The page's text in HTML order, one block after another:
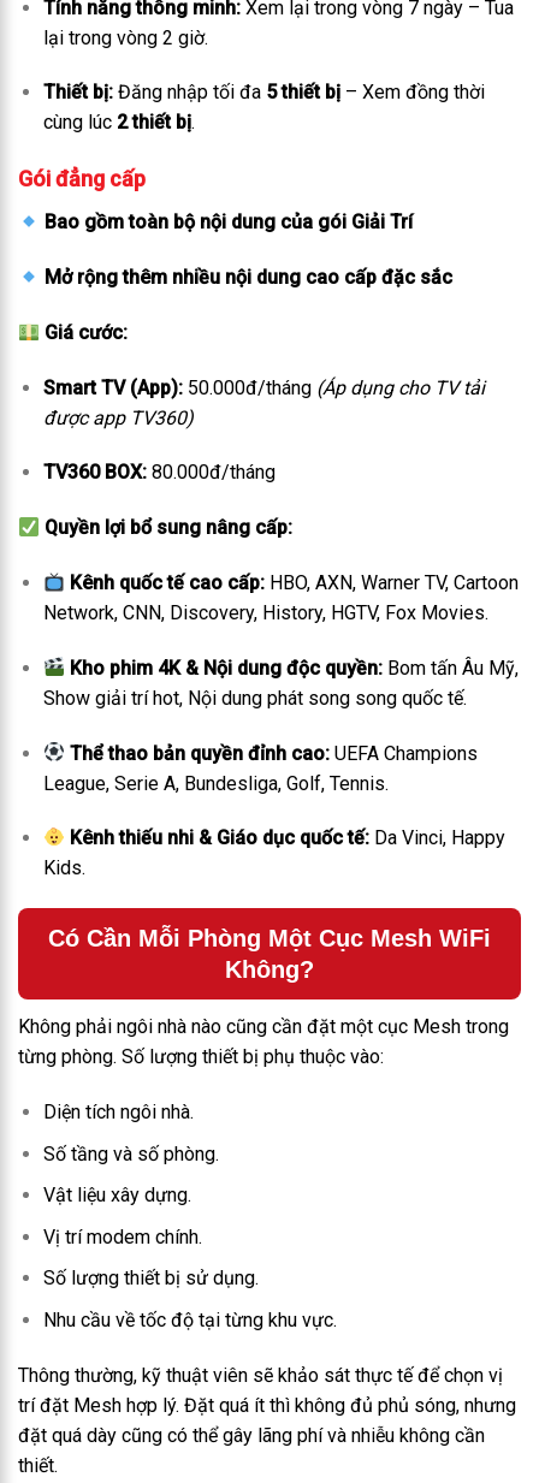
Tính năng thông minh:Xem lại trong vòng 7 ngày – Tua
lại trong vòng 2 giờ.
Thiết bị:Đăng nhập tối đa 5 thiết bị– Xem đồng thời
cùng lúc 2 thiết bị.
Gói đẳng cấp
Bao gồm toàn bộ nội dung của gói Giải Trí
Mở rộng thêm nhiều nội dung cao cấp đặc sắc
Giá cước:
Smart TV (App):50.000đ/tháng (Áp dụng cho TV tải
được app TV360)
TV360 BOX:80.000đ/tháng
Quyền lợi bổ sung nâng cấp:
Kênh quốc tế cao cấp: HBO, AXN, Warner TV, Cartoon
Network, CNN, Discovery, History, HGTV, Fox Movies.
Kho phim 4K & Nội dung độc quyền: Bom tấn Âu Mỹ,
Show giải trí hot, Nội dung phát song song quốc tế.
Thể thao bản quyền đỉnh cao: UEFA Champions
League, Serie A, Bundesliga, Golf, Tennis.
Kênh thiếu nhi & Giáo dục quốc tế: Da Vinci, Happy
Kids.
Có Cần Mỗi Phòng Một Cục Mesh WiFi
Không?
Không phải ngôi nhà nào cũng cần đặt một cục Mesh trong
từng phòng. Số lượng thiết bị phụ thuộc vào:
Diện tích ngôi nhà.
Số tầng và số phòng.
Vật liệu xây dựng.
Vị trí modem chính.
Số lượng thiết bị sử dụng.
Nhu cầu về tốc độ tại từng khu vực.
Thông thường, kỹ thuật viên sẽ khảo sát thực tế để chọn vị
trí đặt Mesh hợp lý. Đặt quá ít thì không đủ phủ sóng, nhưng
đặt quá dày cũng có thể gây lãng phí và nhiễu không cần
thiết.